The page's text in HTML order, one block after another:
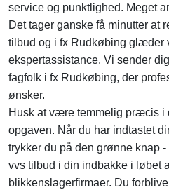
service og punktlighed. Meget
Det tager ganske få minutter at
tilbud og i fx Rudkøbing glæder
ekspertassistance. Vi sender
fagfolk i fx Rudkøbing, der
ønsker.
Husk at være temmelig præcis i
opgaven. Når du har indtastet
trykker du på den grønne knap
vvs tilbud i din indbakke i løbet
blikkenslagerfirmaer. Du